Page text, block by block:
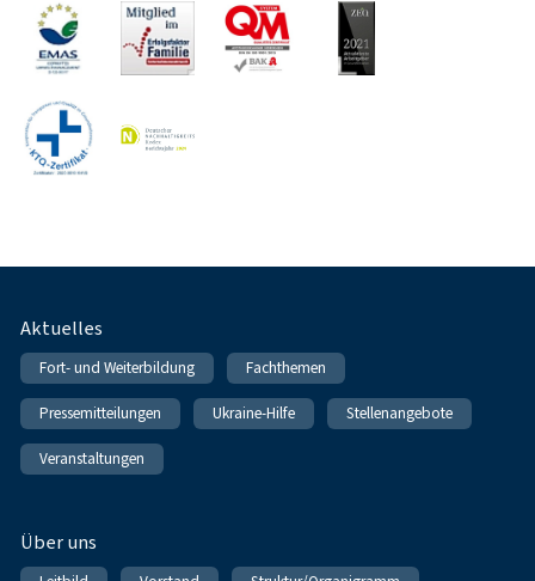
Fußnavigation
Aktuelles
Fort- und Weiterbildung Fachthemen
Pressemitteilungen Ukraine-Hilfe Stellenangebote
Veranstaltungen
Über uns